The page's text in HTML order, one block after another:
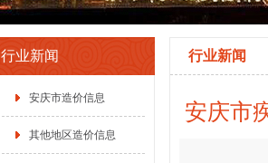
行业新闻
安庆市造价信息
其他地区造价信息
行业新闻
安庆市